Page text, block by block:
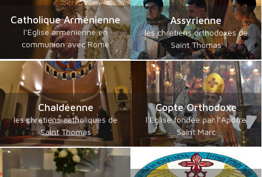
Catholique Arménienne
l’Eglise arménienne en
communion avec Rome
Assyrienne
les chrétiens orthodoxes de
Saint Thomas
Chaldéenne
les chrétiens catholiques de
Saint Thomas
Copte Orthodoxe
l’Eglise fondée par l’Apôtre
Saint Marc